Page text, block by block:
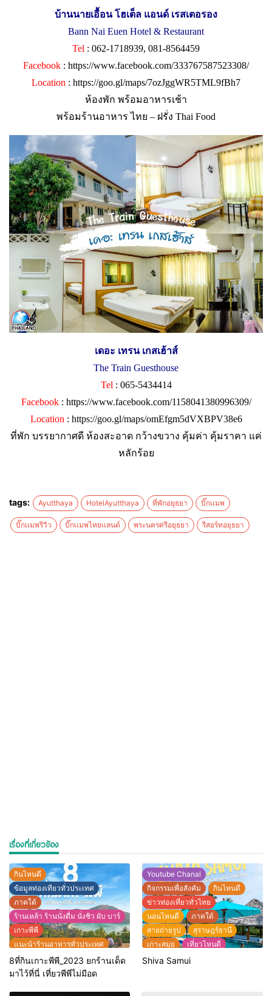
บ้านนายเอื้อน โฮเต็ล แอนด์ เรสเตอรอง
Bann Nai Euen Hotel & Restaurant
Tel : 062-1718939, 081-8564459
Facebook : https://www.facebook.com/333767587523308/
Location : https://goo.gl/maps/7ozJggWR5TML9fBh7
ห้องพัก พร้อมอาหารเช้า
พร้อมร้านอาหาร ไทย – ฝรั่ง Thai Food
เดอะ เทรน เกสเฮ้าส์
The Train Guesthouse
Tel : 065-5434414
Facebook: https://www.facebook.com/1158041380996309/
Location : https://goo.gl/maps/omEfgm5dVXBPV38e6
ที่พัก บรรยากาศดี ห้องสะอาด กว้างขวาง คุ้มค่า คุ้มราคา แค่
หลักร้อย
tags: Ayutthaya HotelAyutthaya ที่พักอยุธยา บิ๊กเเมพ
บิ๊กเเมพรีวิว บิ๊กเเมพไทยเเลนด์ พระนครศรีอยุธยา รีสอร์ทอยุธยา
เรื่องที่เกี่ยวข้อง
กินไหนดี
ข้อมูลท่องเทียวทั่วประเทศ
ภาคใต้
ร้านเหล้า ร้านนั่งดื่ม นั่งชิว ผับ บาร์
เกาะพีพี
แนะนำร้านอาหารทั่วประเทศ
ไฮไลท์สถานที่ท่องเที่ยวทั่วไทย
8ที่กินเกาะพีพี_2023 ยกร้านเด็ด
มาไว้ที่นี่ เที่ยวพีพีไม่มีอด
Youtube Chanal
กิจกรรมเพื่อสังคัม
กินไหนดี
ข่าวท่องเที่ยวทั่วไทย
นอนไหนดี
ภาคใต้
สายถ่ายรูป
สุราษฎร์ธานี
เกาะสมุย
เที่ยวไหนดี
แนะนำที่พักทั่วประเทศไทย
Shiva Samui